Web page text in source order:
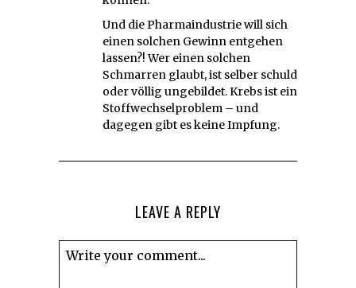
Und die Pharmaindustrie will sich
einen solchen Gewinn entgehen
lassen?! Wer einen solchen
Schmarren glaubt, ist selber schuld
oder völlig ungebildet. Krebs ist ein
Stoffwechselproblem – und
dagegen gibt es keine Impfung.
LEAVE A REPLY